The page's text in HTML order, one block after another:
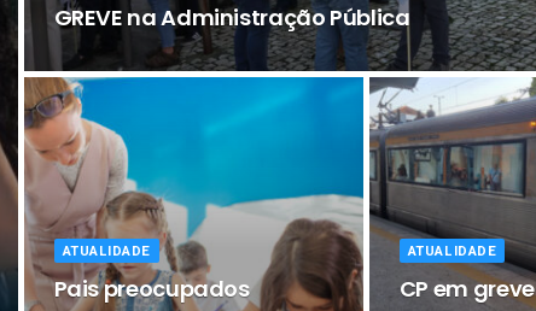
GREVE na Administração Pública
ATUALIDADE
Pais preocupados
ATUALIDADE
CP em greve